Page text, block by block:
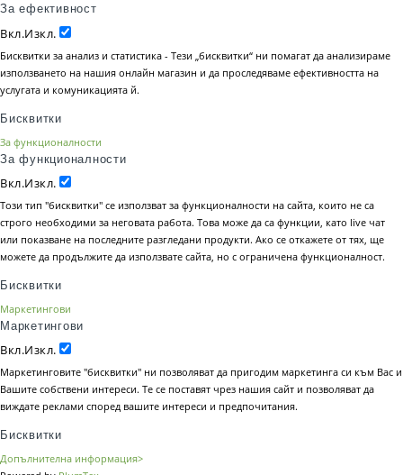
За ефективност
Вкл.Изкл.
Бисквитки за анализ и статистика - Тези „бисквитки“ ни помагат да анализираме
използването на нашия онлайн магазин и да проследяваме ефективността на
услугата и комуникацията й.
Бисквитки
За функционалности
За функционалности
Вкл.Изкл.
Този тип "бисквитки" се използват за функционалности на сайта, които не са
строго необходими за неговата работа. Това може да са функции, като live чат
или показване на последните разгледани продукти. Ако се откажете от тях, ще
можете да продължите да използвате сайта, но с ограничена функционалност.
Бисквитки
Маркетингови
Маркетингови
Вкл.Изкл.
Маркетинговите "бисквитки" ни позволяват да пригодим маркетинга си към Вас и
Вашите собствени интереси. Те се поставят чрез нашия сайт и позволяват да
виждате реклами според вашите интереси и предпочитания.
Бисквитки
Допълнителна информация>